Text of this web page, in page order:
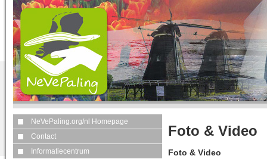
NeVePaling.org/nl Homepage
Contact
Informatiecentrum
Foto & Video
Foto & Video